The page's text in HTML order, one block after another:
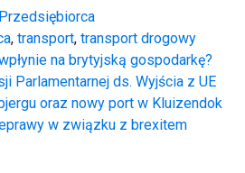
Przedsiębiorca
,transport,transport drogowy
na brytyjską gospodarkę?
Parlamentarnej ds. Wyjścia z UE
oraz nowy port w Kluizendok
w związku z brexitem